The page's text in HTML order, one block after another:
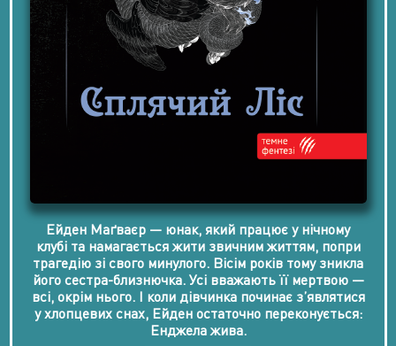
Ейден Маґваєр — юнак, який працює у нічному
клубі та намагається жити звичним життям, попри
трагедію зі свого минулого. Вісім років тому зникла
його сестра-близнючка. Усі вважають її мертвою —
всі, окрім нього. І коли дівчинка починає з’являтися
у хлопцевих снах, Ейден остаточно переконується:
Енджела жива.